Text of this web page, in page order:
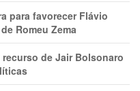
para favorecer Flávio
Romeu Zema
de Jair Bolsonaro